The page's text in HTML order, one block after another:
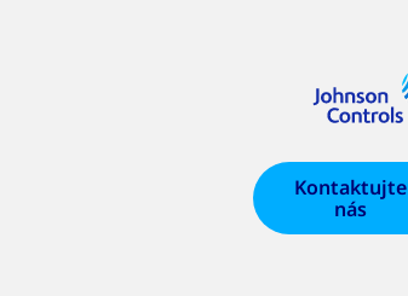
Kontaktujte
nás